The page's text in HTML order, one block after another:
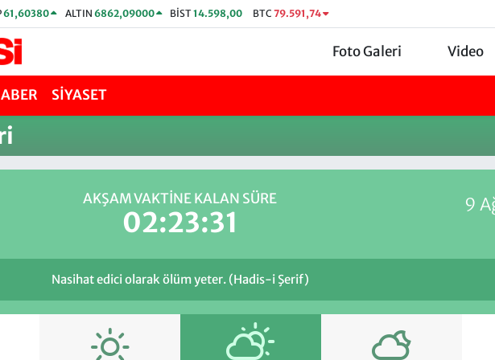
61,60380 ALTIN 6862,09000 BİST14.598,00 BTC 79.591,74
Foto Galeri Video
SİYASET
AKŞAM VAKTİNE KALAN SÜRE
02:23:31
9
Nasihat edici olarak ölüm yeter. (Hadis-i Şerif)